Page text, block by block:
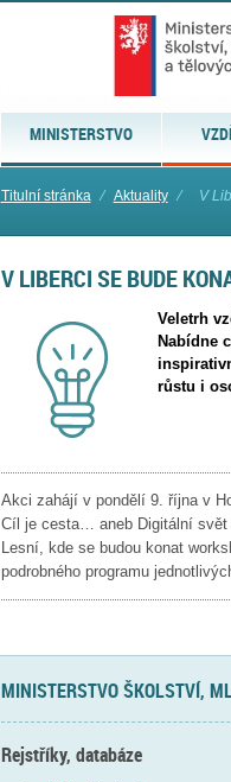
MINISTERSTVO
Titulní stránka ⁄ Aktuality ⁄ V
V LIBERCI SE BUDE
Veletrh
Nabídne
růstu i
Akci zahájí v pondělí 9. října v
Cíl je cesta… aneb Digitální svět
Lesní, kde se budou konat
podrobného programu
MINISTERSTVO ŠKOLSTVÍ,
Rejstříky, databáze